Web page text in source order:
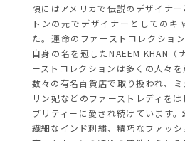
頃にはアメリカで伝説のデザイナ
トンの元でデザイナーとしてのキ
た。運命のファーストコレクショ
自身の名を冠したNAEEM KHAN（
ーストコレクションは多くの人々を
数々の有名百貨店で取り扱われ、
リン妃などのファーストレディを
ブリティーに愛され続けています
繊細なインド刺繍、精巧なファッ